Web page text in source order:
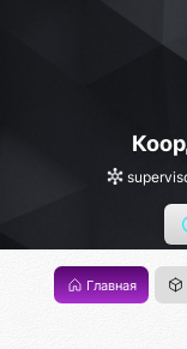
Главная